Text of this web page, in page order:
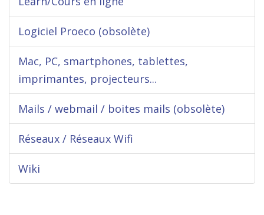
Logiciel Proeco (obsolète)
Mac, PC, smartphones, tablettes,
imprimantes, projecteurs...
Mails / webmail / boites mails (obsolète)
Réseaux / Réseaux Wifi
Wiki